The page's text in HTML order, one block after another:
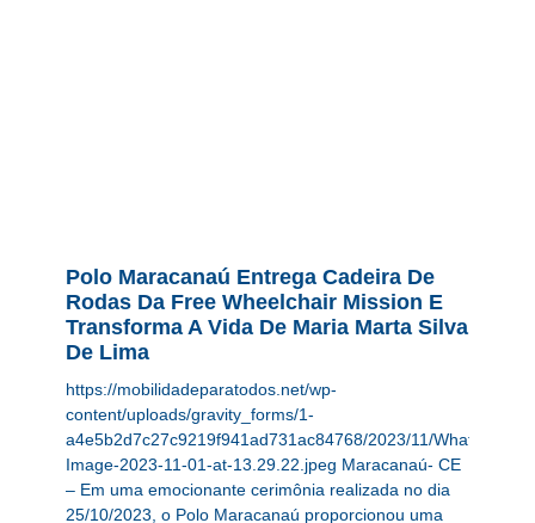
Polo Maracanaú Entrega Cadeira De
Rodas Da Free Wheelchair Mission E
Transforma A Vida De Maria Marta Silva
De Lima
https://mobilidadeparatodos.net/wp-
content/uploads/gravity_forms/1-
a4e5b2d7c27c9219f941ad731ac84768/2023/11/WhatsApp-
Image-2023-11-01-at-13.29.22.jpeg Maracanaú- CE
– Em uma emocionante cerimônia realizada no dia
25/10/2023, o Polo Maracanaú proporcionou uma